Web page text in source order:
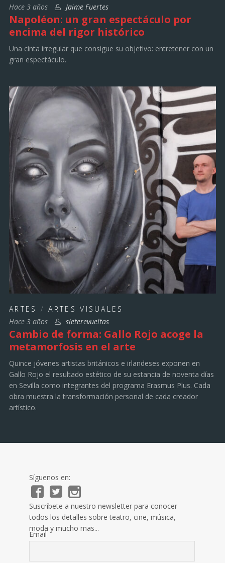
Hace 3 años
Jaime Fuertes
Napoléon: un gran espectáculo por
encima del rigor histórico
Una cinta irregular que consigue su objetivo: entretener con un
gran espectáculo.
ARTES /ARTES VISUALES
Hace 3 años
sieterevueltas
Cambio de forma: Gallo Rojo acoge la
metamorfosis en el arte
Quince jóvenes artistas británicos e irlandeses exponen en
Gallo Rojo el resultado estético de su estancia de noventa días
en Sevilla como integrantes del programa Erasmus Plus. Cada
obra muestra la transformación personal de cada creador
artístico.
Síguenos en:
Suscríbete a nuestro newsletter para conocer
todos los detalles sobre teatro, cine, música,
moda y mucho mas...
Email